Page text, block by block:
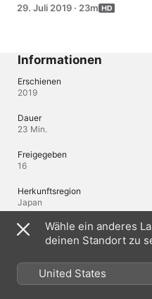
29. Juli 2019 · 23m
Informationen
Erschienen
2019
Dauer
23 Min.
Freigegeben
16
Herkunftsregion
Japan
Sprachen
Original-Audio
Japanisch, Japanisch (Japan),
Wähle ein anderes
deinen Standort zu
United States